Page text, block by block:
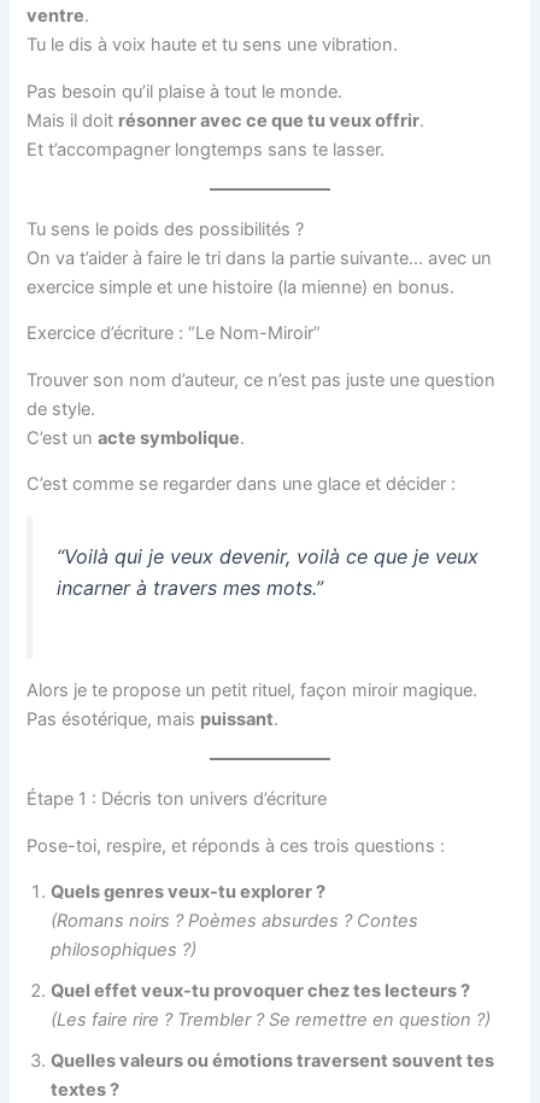
ventre.
Tu le dis à voix haute et tu sens une vibration.
Pas besoin qu’il plaise à tout le monde.
Mais il doit résonner avec ce que tu veux offrir.
Et t’accompagner longtemps sans te lasser.
Tu sens le poids des possibilités ?
On va t’aider à faire le tri dans la partie suivante… avec un
exercice simple et une histoire (la mienne) en bonus.
Exercice d’écriture : “Le Nom-Miroir”
Trouver son nom d’auteur, ce n’est pas juste une question
de style.
C’est unacte symbolique.
C’est comme se regarder dans une glace et décider :
“Voilà qui je veux devenir, voilà ce que je veux
incarner à travers mes mots.”
Alors je te propose un petit rituel, façon miroir magique.
Pas ésotérique, mais puissant.
Étape 1 : Décris ton univers d’écriture
Pose-toi, respire, et réponds à ces trois questions :
Quels genres veux-tu explorer ?
(Romans noirs ? Poèmes absurdes ? Contes
philosophiques ?)
Quel effet veux-tu provoquer chez tes lecteurs ?
(Les faire rire ? Trembler ? Se remettre en question ?)
Quelles valeurs ou émotions traversent souvent tes
textes ?